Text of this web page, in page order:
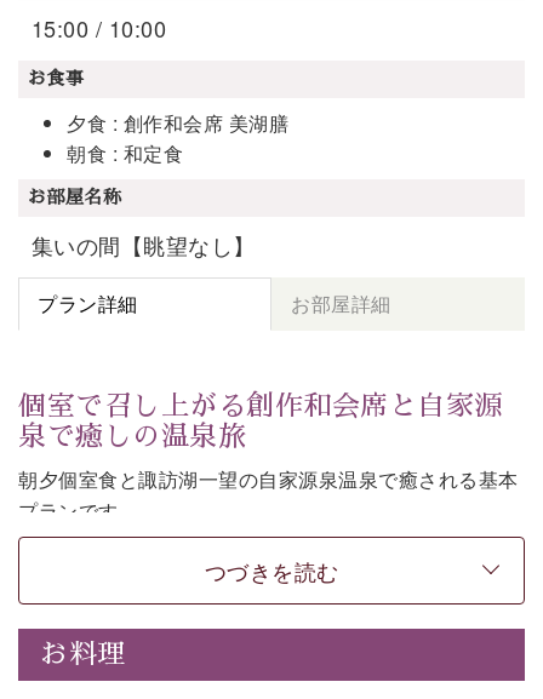
15:00 / 10:00
お食事
夕食 : 創作和会席 美湖膳
朝食 : 和定食
お部屋名称
集いの間【眺望なし】
プラン詳細 お部屋詳細
個室で召し上がる創作和会席と自家源
泉で癒しの温泉旅
朝夕個室食と諏訪湖一望の自家源泉温泉で癒される基本
プランです。
諏訪湖を眺めながら幽玄な装飾の館内で静かに寛いでお
-----------【安心への取り組み】----------
個室料亭、貸切風呂のご利用が可能な上、 安心安全にご
滞在いただけるよう
つづきを読む
お料理